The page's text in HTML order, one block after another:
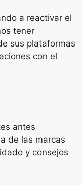
a reactivar el
tener
sus plataformas
con el
antes
de las marcas
y consejos